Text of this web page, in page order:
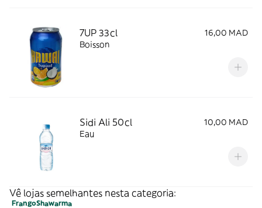
7UP 33cl
16,00 MAD
Boisson
Sidi Ali 50cl
10,00 MAD
Eau
Vê lojas semelhantes nesta categoria:
FrangoShawarma